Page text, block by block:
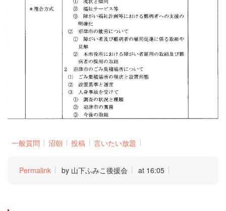
一般質問 沼朝 投稿 言いたい放題
Permalink by 山下ふみこ後援会 at 16:05